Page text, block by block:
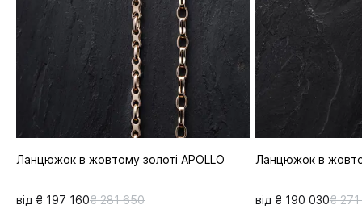
Ланцюжок в жовтому золоті APOLLO
від ₴ 197 160₴ 281 650
Ланцюжок в
від ₴ 190 030₴